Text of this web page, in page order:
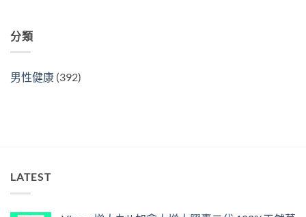
分類
男性健康 (392)
LATEST